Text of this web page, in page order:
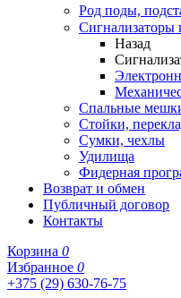
Род поды,
Сигнализаторы
Назад
Спальные
Стойки,
Сумки, чехлы
Удилища
Фидерная
Возврат и обмен
Публичный договор
Контакты
Корзина 0
Избранное 0
+375 (29) 630-76-75